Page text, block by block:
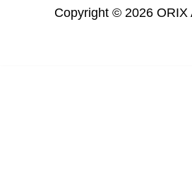
Copyright © 2026 ORIX